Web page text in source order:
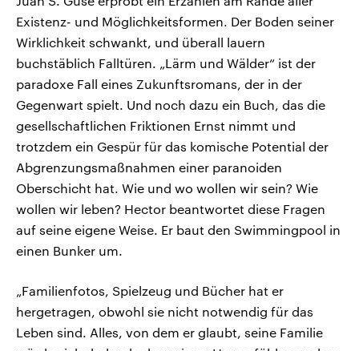
Existenz- und Möglichkeitsformen. Der Boden seiner
Wirklichkeit schwankt, und überall lauern
buchstäblich Falltüren. „Lärm und Wälder“ ist der
paradoxe Fall eines Zukunftsromans, der in der
Gegenwart spielt. Und noch dazu ein Buch, das die
gesellschaftlichen Friktionen Ernst nimmt und
trotzdem ein Gespür für das komische Potential der
Abgrenzungsmaßnahmen einer paranoiden
Oberschicht hat. Wie und wo wollen wir sein? Wie
wollen wir leben? Hector beantwortet diese Fragen
auf seine eigene Weise. Er baut den Swimmingpool in
einen Bunker um.
„Familienfotos, Spielzeug und Bücher hat er
hergetragen, obwohl sie nicht notwendig für das
Leben sind. Alles, von dem er glaubt, seine Familie